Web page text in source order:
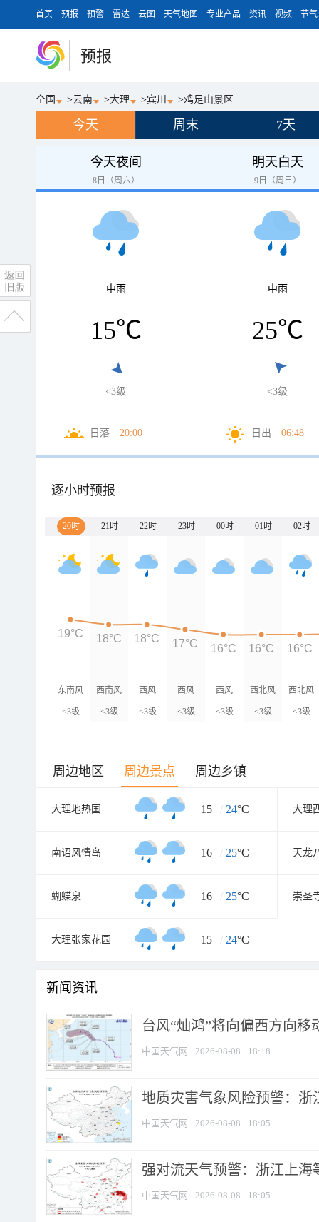
首页 预报 预警 雷达 云图 天气地图 专业产品 资讯 视频 节气
预报
全国 >云南 >大理 >宾川 >鸡足山景区
今天 周末 7天
今天夜间
8日（周六）
中雨
15℃
<3级
日落 20:00
明天白天
9日（周日）
中雨
25℃
<3级
日出 06:48
逐小时预报
20时 21时 22时 23时 00时 01时 02时
东南风
<3级
西南风
<3级
西风
<3级
西风
<3级
西风
<3级
西北风
<3级
西北风
<3级
19°C 18°C 18°C 17°C 16°C 16°C 16°C
周边地区 周边景点 周边乡镇
大理地热国 15 / 24°C 大理
南诏风情岛 16 / 25°C 天龙
蝴蝶泉 16 / 25°C
大理张家花园 15 / 24°C
新闻资讯
台风“灿鸿”将向偏西方向移
中国天气网 2026-08-08 18:18
地质灾害气象风险预警：
中国天气网 2026-08-08 18:05
强对流天气预警：浙江上海
中国天气网 2026-08-08 18:05